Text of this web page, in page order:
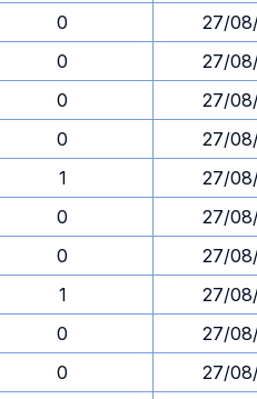
0
27/
0
27/
0
27/
0
27/
1
27/
0
27/
0
27/
1
27/
0
27/
0
27/